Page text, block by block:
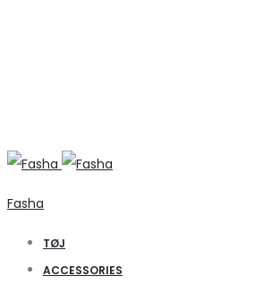
Fasha
TØJ
ACCESSORIES